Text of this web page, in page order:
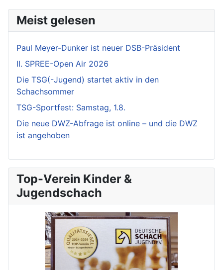
Meist gelesen
Paul Meyer-Dunker ist neuer DSB-Präsident
II. SPREE-Open Air 2026
Die TSG(-Jugend) startet aktiv in den
Schachsommer
TSG-Sportfest: Samstag, 1.8.
Die neue DWZ-Abfrage ist online – und die DWZ
ist angehoben
Top-Verein Kinder &
Jugendschach